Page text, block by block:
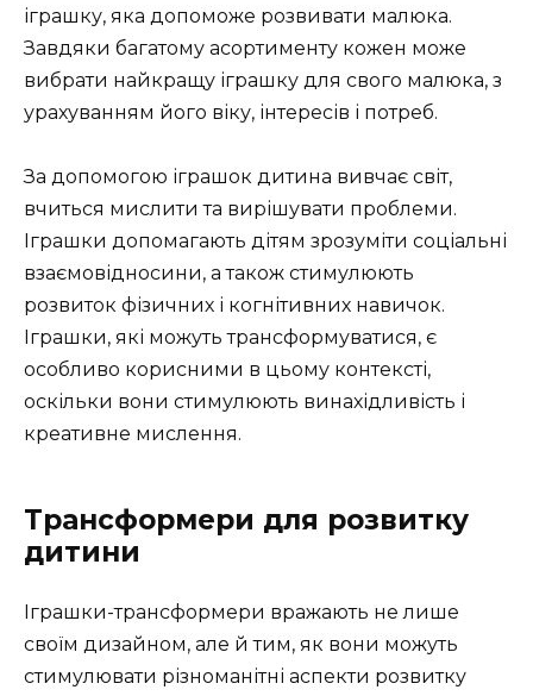
іграшку, яка допоможе розвивати малюка.
Завдяки багатому асортименту кожен може
вибрати найкращу іграшку для свого малюка, з
урахуванням його віку, інтересів і потреб.
За допомогою іграшок дитина вивчає світ,
вчиться мислити та вирішувати проблеми.
Іграшки допомагають дітям зрозуміти соціальні
взаємовідносини, а також стимулюють
розвиток фізичних і когнітивних навичок.
Іграшки, які можуть трансформуватися, є
особливо корисними в цьому контексті,
оскільки вони стимулюють винахідливість і
креативне мислення.
Трансформери для розвитку
дитини
Іграшки-трансформери вражають не лише
своїм дизайном, але й тим, як вони можуть
стимулювати різноманітні аспекти розвитку